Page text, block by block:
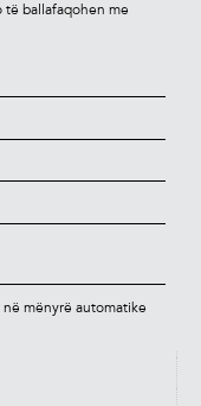
ballafaqohen me
mënyrë automatike